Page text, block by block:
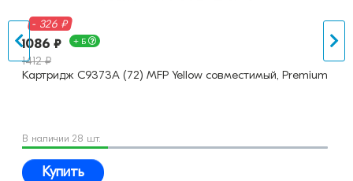
- 326 ₽
1086 ₽ + Б
1412 ₽
Картридж C9373A (72) MFP Yellow совместимый, Premium
В наличии 28 шт.
Купить